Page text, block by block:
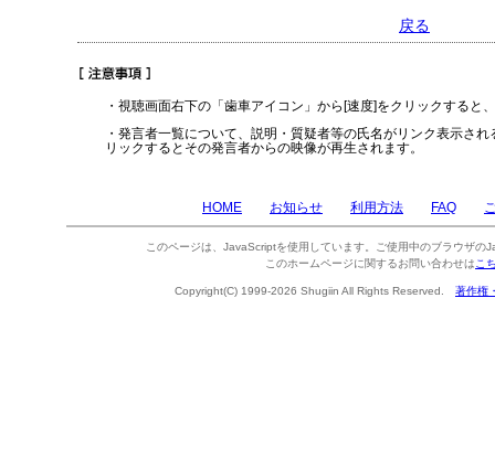
戻る
・視聴画面右下の「歯車アイコン」から[速度]をクリックすると
・発言者一覧について、説明・質疑者等の氏名がリンク表示さ
リックするとその発言者からの映像が再生されます。
HOME お知らせ 利用方法 FAQ
このページは、JavaScriptを使用しています。ご使用中のブラウザの
このホームページに関するお問い合わせは こ
Copyright(C) 1999-2026 Shugiin All Rights Reserved. 著作権